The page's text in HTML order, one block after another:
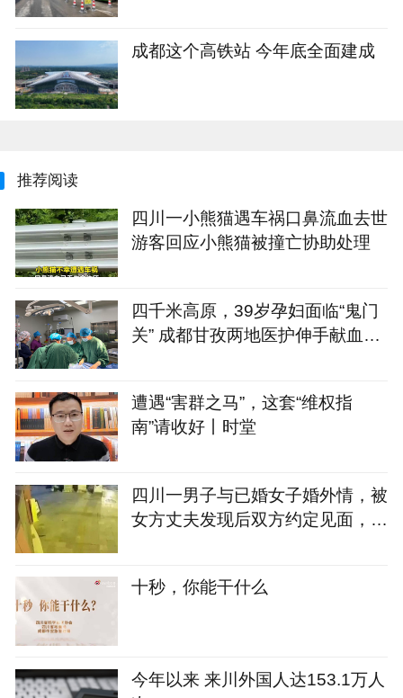
成都这个高铁站 今年底全面建成
推荐阅读
四川一小熊猫遇车祸口鼻流血去世
游客回应小熊猫被撞亡协助处理
四千米高原，39岁孕妇面临“鬼门
关” 成都甘孜两地医护伸手献血彻
遭遇“害群之马”，这套“维权指
南”请收好丨时堂
四川一男子与已婚女子婚外情，被
女方丈夫发现后双方约定见面，酒
十秒，你能干什么
今年以来 来川外国人达153.1万人